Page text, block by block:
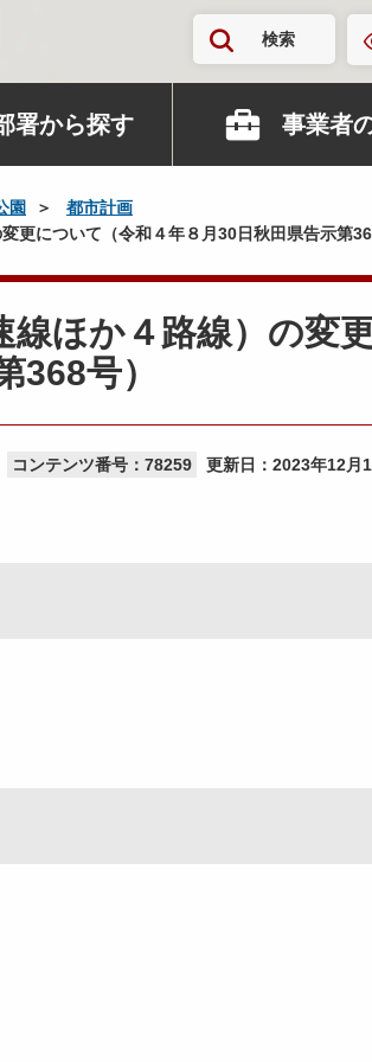
検索
署から探す 事業者
園
都市計画
更について（令和４年８月30日秋田県告示第
線ほか４路線）の変
368号）
コンテンツ番号：78259 更新日： 2023年12月